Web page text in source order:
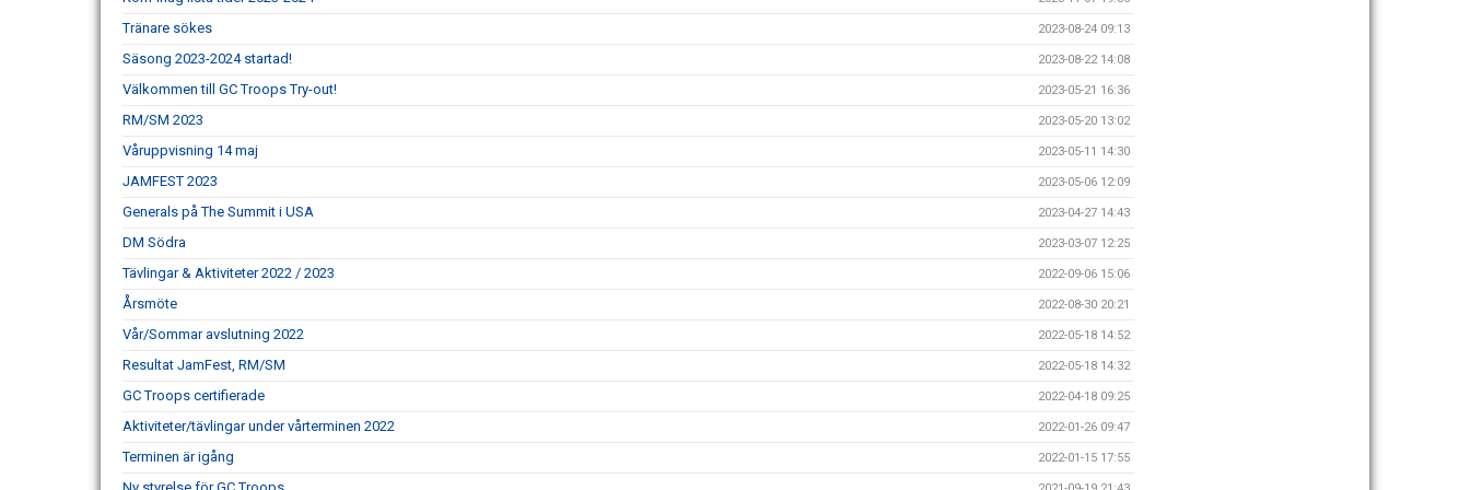
Tränare sökes 2023-08-24 09:13
Säsong 2023-2024 startad! 2023-08-22 14:08
Välkommen till GC Troops Try-out! 2023-05-21 16:36
RM/SM 2023 2023-05-20 13:02
Våruppvisning 14 maj 2023-05-11 14:30
JAMFEST 2023 2023-05-06 12:09
Generals på The Summit i USA 2023-04-27 14:43
DM Södra 2023-03-07 12:25
Tävlingar & Aktiviteter 2022 / 2023 2022-09-06 15:06
Årsmöte 2022-08-30 20:21
Vår/Sommar avslutning 2022 2022-05-18 14:52
Resultat JamFest, RM/SM 2022-05-18 14:32
GC Troops certifierade 2022-04-18 09:25
Aktiviteter/tävlingar under vårterminen 2022 2022-01-26 09:47
Terminen är igång 2022-01-15 17:55